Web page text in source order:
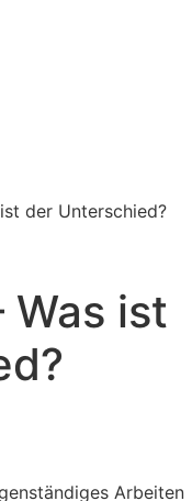
der Unterschied?
Was ist
Arbeiten